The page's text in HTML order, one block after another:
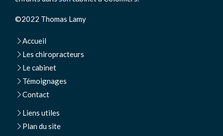
©2022 Thomas Lamy
Accueil
Les chiropracteurs
Le cabinet
Témoignages
Contact
Liens utiles
Plan du site